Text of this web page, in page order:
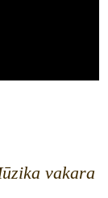
vakara